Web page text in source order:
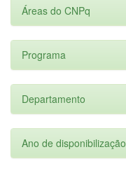
Áreas do CNPq
Programa
Departamento
Ano de disponibilização